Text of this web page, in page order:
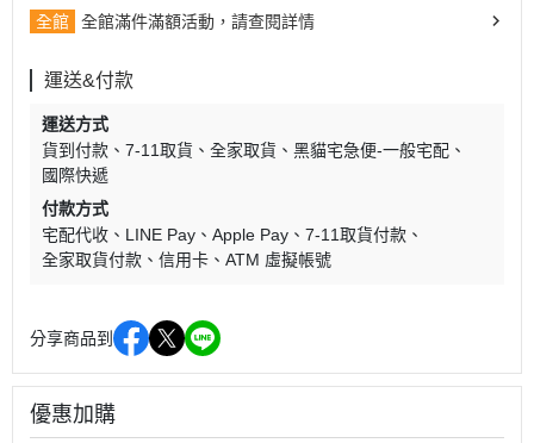
全館 全館滿件滿額活動，請查閱詳情
運送&付款
運送方式
貨到付款
7-11取貨 全家取貨
黑貓宅急便-一般宅配
國際快遞
付款方式
宅配代收
LINE Pay Apple Pay
7-11取貨付款
全家取貨付款
信用卡 ATM 虛擬帳號
分享商品到
優惠加購